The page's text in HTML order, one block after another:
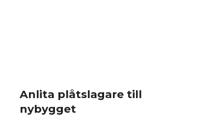
Anlita plåtslagare till
nybygget